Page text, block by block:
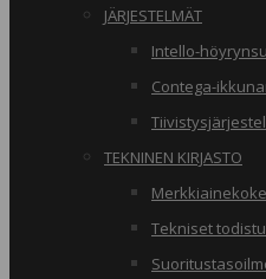
JÄRJESTELMÄT
Intello-
Contega-
TEKNINEN KIRJASTO
Tekniset